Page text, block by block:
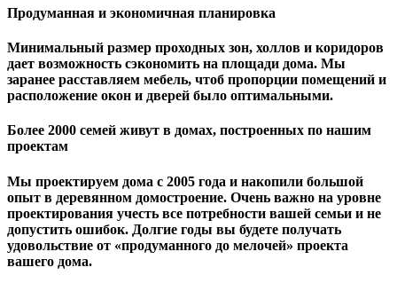
Продуманная и экономичная планировка
Минимальный размер проходных зон, холлов и коридоров
дает возможность сэкономить на площади дома. Мы
заранее расставляем мебель, чтоб пропорции помещений и
расположение окон и дверей было оптимальными.
Более 2000 семей живут в домах, построенных по нашим
проектам
Мы проектируем дома с 2005 года и накопили большой
опыт в деревянном домостроение. Очень важно на уровне
проектирования учесть все потребности вашей семьи и не
допустить ошибок. Долгие годы вы будете получать
удовольствие от «продуманного до мелочей» проекта
вашего дома.